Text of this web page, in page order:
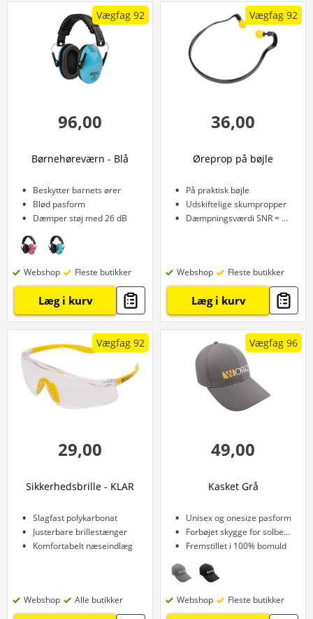
Vægfag 92
96,00
Børnehøreværn - Blå
Beskytter barnets ører
Blød pasform
Dæmper støj med 26 dB
Webshop Fleste butikker
Læg i kurv
Vægfag 92
36,00
Øreprop på bøjle
På praktisk bøjle
Udskiftelige skumpropper
Dæmpningsværdi SNR = 29 dB
Webshop Fleste butikker
Læg i kurv
Vægfag 92
29,00
Sikkerhedsbrille - KLAR
Slagfast polykarbonat
Justerbare brillestænger
Komfortabelt næseindlæg
Webshop Alle butikker
Vægfag 96
49,00
Kasket Grå
Unisex og onesize pasform
Forbøjet skygge for solbeskyttelse
Fremstillet i 100% bomuld
Webshop Fleste butikker